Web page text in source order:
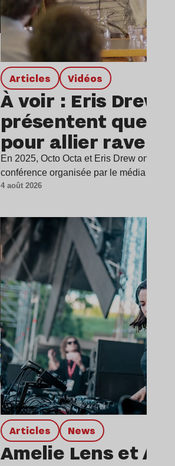
Articles Vidéos
À voir : Eris Drew
présentent
pour allier rave et
écrans
En 2025, Octo Octa et Eris Drew ont été
conférence organisée par le média
4 août 2026
Articles news
Amelie Lens et
Lire l’article